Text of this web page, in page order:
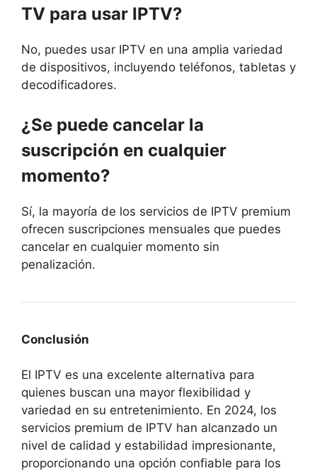
TV para usar IPTV?
No, puedes usar IPTV en una amplia variedad
de dispositivos, incluyendo teléfonos, tabletas y
decodificadores.
¿Se puede cancelar la
suscripción en cualquier
momento?
Sí, la mayoría de los servicios de IPTV premium
ofrecen suscripciones mensuales que puedes
cancelar en cualquier momento sin
penalización.
Conclusión
El IPTV es una excelente alternativa para
quienes buscan una mayor flexibilidad y
variedad en su entretenimiento. En 2024, los
servicios premium de IPTV han alcanzado un
nivel de calidad y estabilidad impresionante,
proporcionando una opción confiable para los